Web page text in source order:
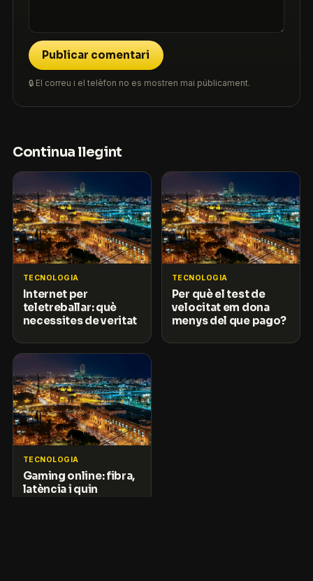
Publicar comentari
🔒 El correu i el telèfon no es mostren mai públicament.
Continua llegint
TECNOLOGIA
Internet per
teletreballar: què
necessites de veritat
TECNOLOGIA
Per què el test de
velocitat em dona
menys del que pago?
TECNOLOGIA
Gaming online: fibra,
latència i quin